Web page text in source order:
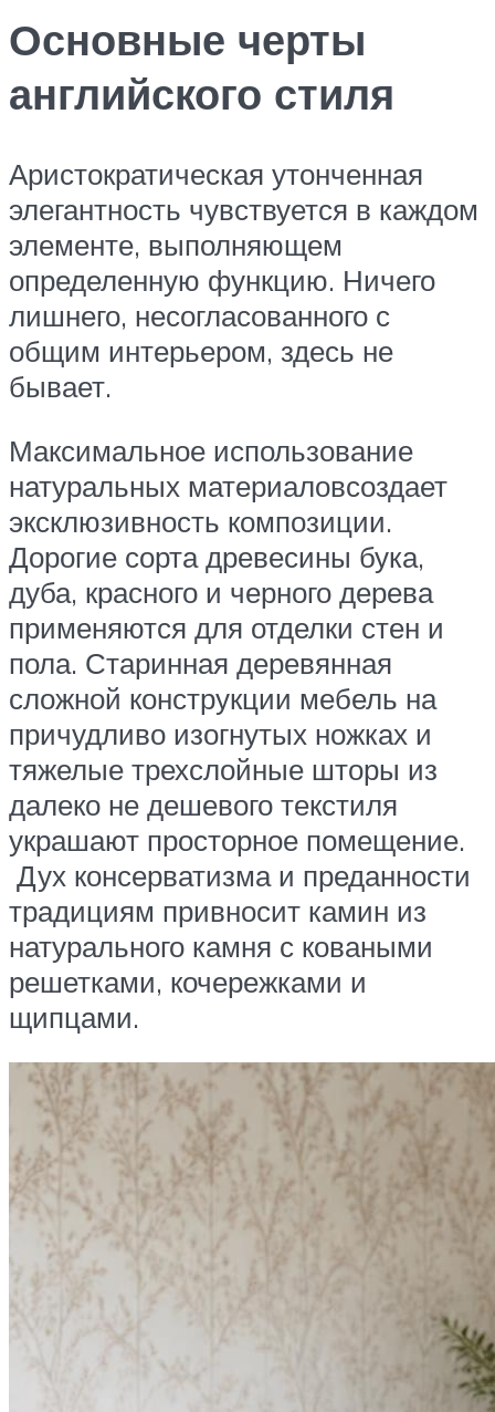
Основные черты
английского стиля
Аристократическая утонченная
элегантность чувствуется в каждом
элементе, выполняющем
определенную функцию. Ничего
лишнего, несогласованного с
общим интерьером, здесь не
бывает.
Максимальное использование
натуральных материаловсоздает
эксклюзивность композиции.
Дорогие сорта древесины бука,
дуба, красного и черного дерева
применяются для отделки стен и
пола. Старинная деревянная
сложной конструкции мебель на
причудливо изогнутых ножках и
тяжелые трехслойные шторы из
далеко не дешевого текстиля
украшают просторное помещение.
Дух консерватизма и преданности
традициям привносит камин из
натурального камня с коваными
решетками, кочережками и
щипцами.